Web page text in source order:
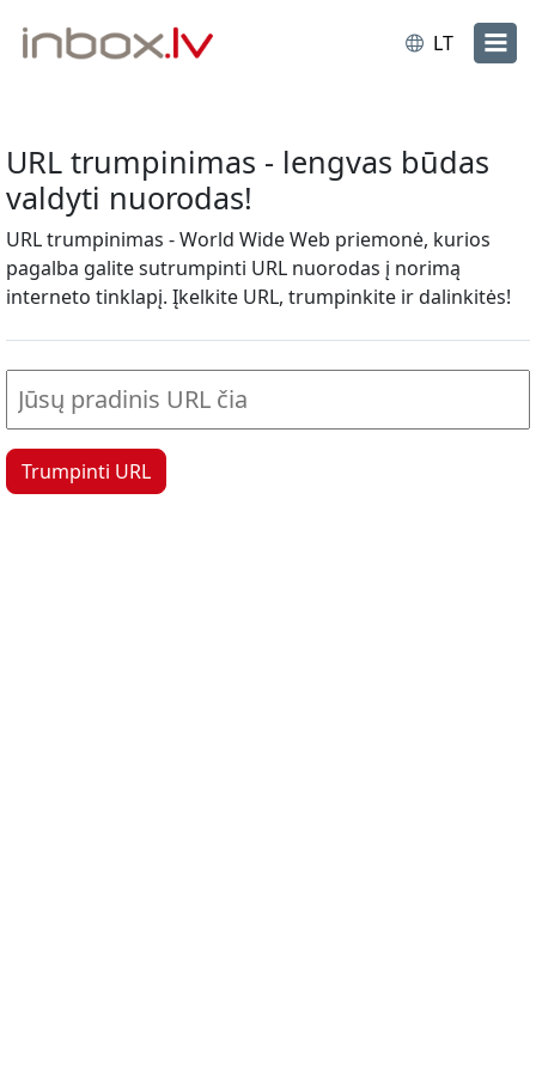
LT
URL trumpinimas - lengvas būdas
valdyti nuorodas!
URL trumpinimas - World Wide Web priemonė, kurios
pagalba galite sutrumpinti URL nuorodas į norimą
interneto tinklapį. Įkelkite URL, trumpinkite ir dalinkitės!
Trumpinti URL